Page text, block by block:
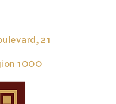
21
1000